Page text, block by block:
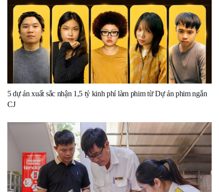
5 dự án xuất sắc nhận 1,5 tỷ kinh phí làm phim từ Dự án phim ngắn
CJ